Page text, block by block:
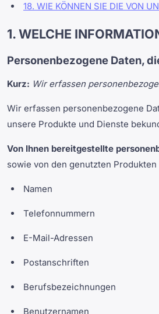
18. WIE KÖNNEN SIE DIE VON
1. WELCHE
Personenbezogene Daten,
Kurz: Wir erfassen
Wir erfassen personenbezogene
unsere Produkte und Dienste
Von Ihnen bereitgestellte
sowie von den genutzten
Namen
Telefonnummern
E-Mail-Adressen
Postanschriften
Berufsbezeichnungen
Benutzernamen